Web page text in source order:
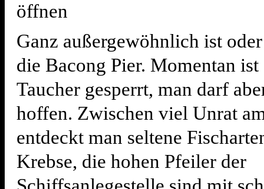
öffnen
Ganz außergewöhnlich ist
die Bacong Pier. Momentan
Taucher gesperrt, man darf
hoffen. Zwischen viel Unrat
entdeckt man seltene
Krebse, die hohen Pfeiler der